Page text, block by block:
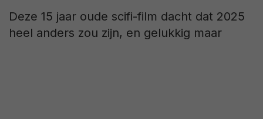
Deze 15 jaar oude scifi-film dacht dat 2025
heel anders zou zijn, en gelukkig maar